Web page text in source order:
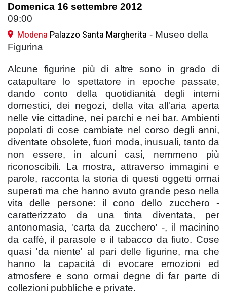
Domenica 16 settembre 2012
09:00
Modena Palazzo Santa Margherita - Museo della
Figurina
Alcune figurine più di altre sono in grado di
catapultare lo spettatore in epoche passate,
dando conto della quotidianità degli interni
domestici, dei negozi, della vita all'aria aperta
nelle vie cittadine, nei parchi e nei bar. Ambienti
popolati di cose cambiate nel corso degli anni,
diventate obsolete, fuori moda, inusuali, tanto da
non essere, in alcuni casi, nemmeno più
riconoscibili. La mostra, attraverso immagini e
parole, racconta la storia di questi oggetti ormai
superati ma che hanno avuto grande peso nella
vita delle persone: il cono dello zucchero -
caratterizzato da una tinta diventata, per
antonomasia, 'carta da zucchero' -, il macinino
da caffè, il parasole e il tabacco da fiuto. Cose
quasi 'da niente' al pari delle figurine, ma che
hanno la capacità di evocare emozioni ed
atmosfere e sono ormai degne di far parte di
collezioni pubbliche e private.